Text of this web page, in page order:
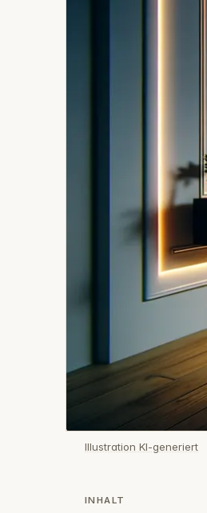
Illustration KI-generiert
INHALT